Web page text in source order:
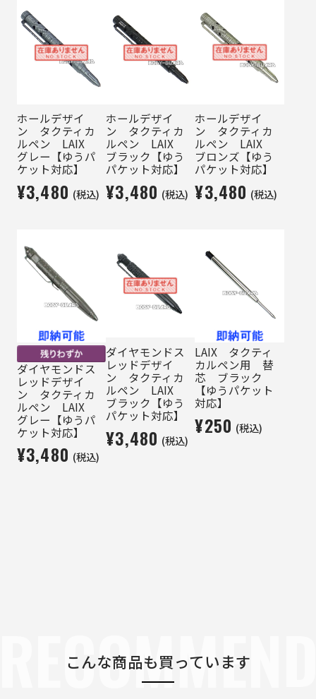
ホールデザイ
ン タクティカ
ルペン LAIX
グレー【ゆうパ
ケット対応】
¥3,480 (税込)
ホールデザイ
ン タクティカ
ルペン LAIX
ブラック【ゆう
パケット対応】
¥3,480 (税込)
ホールデザイ
ン タクティカ
ルペン LAIX
ブロンズ【ゆう
パケット対応】
¥3,480 (税込)
ダイヤモンドス
レッドデザイ
ン タクティカ
ルペン LAIX
グレー【ゆうパ
ケット対応】
¥3,480 (税込)
ダイヤモンドス
レッドデザイ
ン タクティカ
ルペン LAIX
ブラック【ゆう
パケット対応】
¥3,480 (税込)
LAIX タクティ
カルペン用 替
芯 ブラック
【ゆうパケット
対応】
¥250 (税込)
こんな商品も買っています